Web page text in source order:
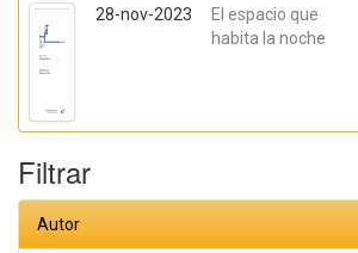
28-nov-2023
El espacio que
habita la noche
Filtrar
Autor